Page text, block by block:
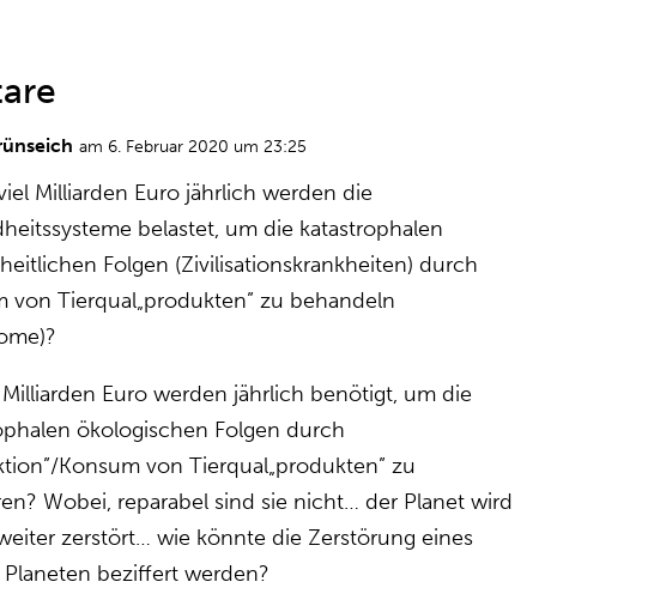
am 6. Februar 2020 um 23:25
Milliarden Euro jährlich werden die
belastet, um die katastrophalen
Folgen (Zivilisationskrankheiten) durch
von Tierqual„produkten” zu behandeln
Euro werden jährlich benötigt, um die
ökologischen Folgen durch
Konsum von Tierqual„produkten” zu
Wobei, reparabel sind sie nicht… der Planet wird
zerstört… wie könnte die Zerstörung eines
beziffert werden?